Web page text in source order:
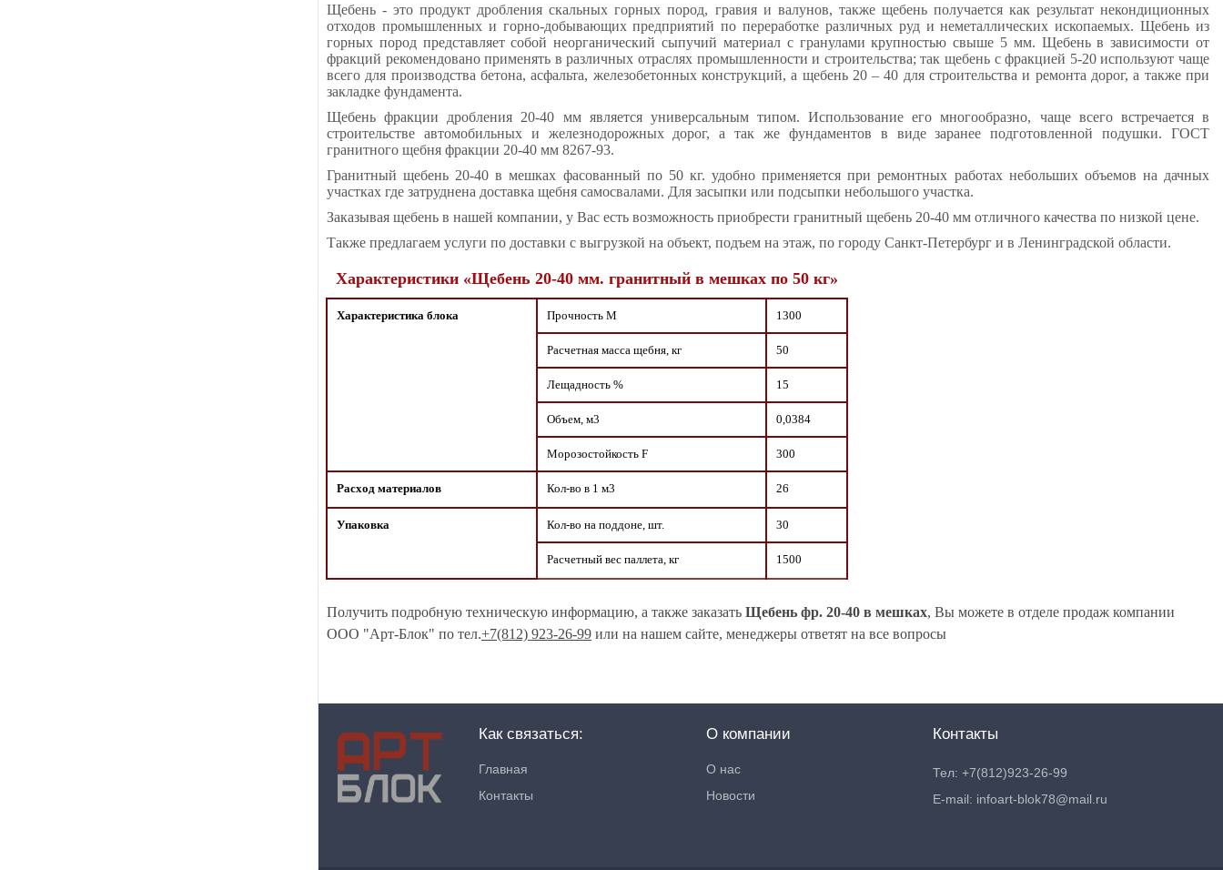
Щебень - это продукт дробления скальных горных пород, гравия и валунов, также щебень получается как результат некондиционных
отходов промышленных и горно-добывающих предприятий по переработке различных руд и неметаллических ископаемых. Щебень из
горных пород представляет собой неорганический сыпучий материал с гранулами крупностью свыше 5 мм. Щебень в зависимости от
фракций рекомендовано применять в различных отраслях промышленности и строительства; так щебень с фракцией 5-20 используют чаще
всего для производства бетона, асфальта, железобетонных конструкций, а щебень 20 – 40 для строительства и ремонта дорог, а также при
закладке фундамента.
Щебень фракции дробления 20-40 мм является универсальным типом. Использование его многообразно, чаще всего встречается в
строительстве автомобильных и железнодорожных дорог, а так же фундаментов в виде заранее подготовленной подушки. ГОСТ
гранитного щебня фракции 20-40 мм 8267-93.
Гранитный щебень 20-40 в мешках фасованный по 50 кг. удобно применяется при ремонтных работах небольших объемов на дачных
участках где затруднена доставка щебня самосвалами. Для засыпки или подсыпки небольшого участка.
Заказывая щебень в нашей компании, у Вас есть возможность приобрести гранитный щебень 20-40 мм отличного качества по низкой цене.
Также предлагаем услуги по доставки с выгрузкой на объект, подъем на этаж, по городу Санкт-Петербург и в Ленинградской области.
Характеристики «Щебень 20-40 мм. гранитный в мешках по 50 кг»
Характеристика блока Прочность М 1300
Расчетная масса щебня, кг 50
Лещадность % 15
Объем, м3 0,0384
Морозостойкость F 300
Расход материалов Кол-во в 1 м3 26
Упаковка Кол-во на поддоне, шт. 30
Расчетный вес паллета, кг 1500
Получить подробную техническую информацию, а также заказать Щебень фр. 20-40 в мешках, Вы можете в отделе продаж компании
ООО "Арт-Блок" по тел.+7(812) 923-26-99 или на нашем сайте, менеджеры ответят на все вопросы
Как связаться:
Главная
Контакты
О компании
О нас
Новости
Контакты
Тел: +7(812)923-26-99
E-mail: infoart-blok78@mail.ru